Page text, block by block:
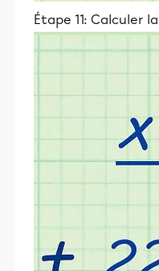
Étape 11: Calculer